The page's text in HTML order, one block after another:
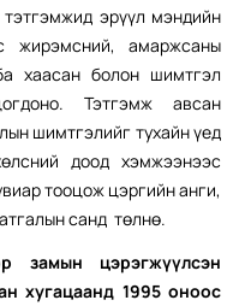
эрүүл мэндийн
жирэмсний, амаржсаны
хаасан болон шимтгэл
Тэтгэмж авсан
шимтгэлийг тухайн үед
доод хэмжээнээс
тооцож цэргийн анги,
санд төлнө.
замын цэрэгжүүлсэн
хугацаанд 1995 оноос